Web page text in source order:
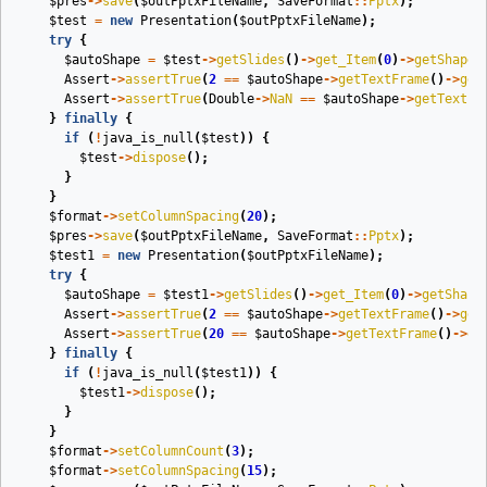
$test = new Presentation($outPptxFileName);
try {
$autoShape = $test->getSlides () ->get_Item(0) ->getShapes
Assert->assertTrue(2 == $autoShape->getTextFrame() ->
Assert->assertTrue(Double->NaN == $autoShape->
} finally {
if
( ! java_is_null ($test ))
{
$test->dispose();
}
}
$format->setColumnSpacing(20);
$pres->save($outPptxFileName, SaveFormat :: Pptx);
$test1
= new Presentation($outPptxFileName);
try {
$autoShape = $test1 ->getSlides () ->get_Item(0) ->
Assert->assertTrue(2 == $autoShape->getTextFrame() ->
Assert->assertTrue(20 == $autoShape->getTextFrame() ->
} finally {
if
( ! java_is_null ($test1 ))
{
$test1 ->dispose();
}
}
$format->setColumnCount (3);
$format->setColumnSpacing(15);